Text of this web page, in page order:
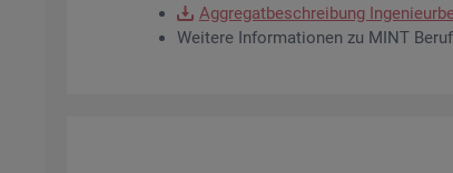
Ag­gre­gat­be­schrei­bung
Wei­te­re In­for­ma­tio­nen zu MINT